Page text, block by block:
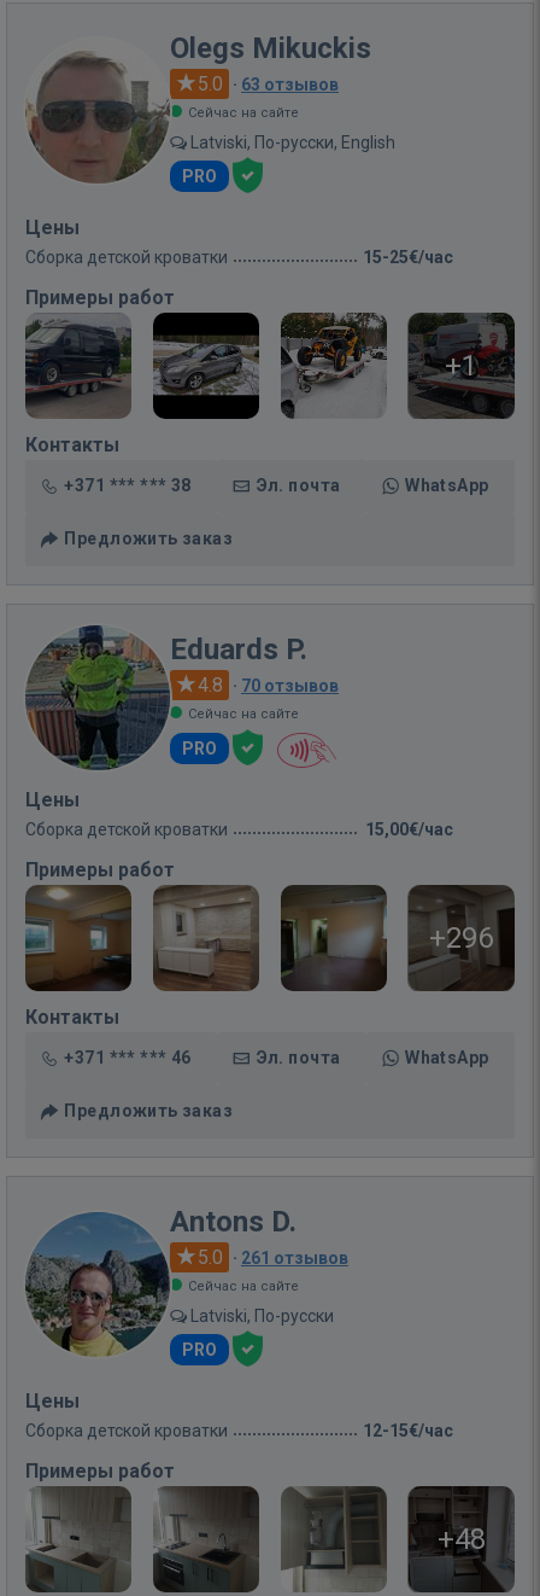
Olegs Mikuckis
5.0 · 63 отзывов
Сейчас на сайте
Latviski, По-русски, English
PRO
Цены
Сборка детской кроватки 15-25€/час
Примеры работ
+1
Контакты
+371 *** *** 38 Эл. почта WhatsApp
Предложить заказ
Eduards P.
4.8 · 70 отзывов
Сейчас на сайте
PRO
Цены
Сборка детской кроватки 15,00€/час
Примеры работ
+296
Контакты
+371 *** *** 46 Эл. почта WhatsApp
Предложить заказ
Antons D.
5.0 · 261 отзывов
Сейчас на сайте
Latviski, По-русски
PRO
Цены
Сборка детской кроватки 12-15€/час
Примеры работ
+48